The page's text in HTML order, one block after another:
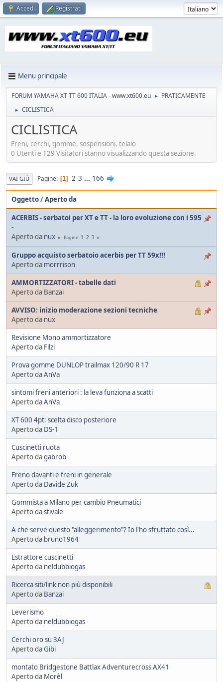
Accedi Registrati
Menu principale
FORUM YAMAHA XT TT 600 ITALIA - www.xt600.eu ► PRATICAMENTE
► CICLISTICA
CICLISTICA
Freni, cerchi, gomme, sospensioni, telaio
0 Utenti e 129 Visitatori stanno visualizzando questa sezione.
VAI GIÙ Pagine 1 2 3 ... 166
Oggetto/Aperto da
ACERBIS - serbatoi per XT e TT - la loro evoluzione con i 595
-
Aperto da nux Pagine 1 2 3
Gruppo acquisto serbatoio acerbis per TT 59x!!!
Aperto da morrrison
AMMORTIZZATORI - tabelle dati
Aperto da Banzai
AVVISO: inizio moderazione sezioni tecniche
Aperto da nux
Revisione Mono ammortizzatore
Aperto da Filzi
Prova gomme DUNLOP trailmax 120/90 R 17
Aperto daAnVa
sintomi freni anteriori : la leva funziona a scatti
Aperto daAnVa
XT 600 4pt: scelta disco posteriore
Aperto da DS-1
Cuscinetti ruota
Aperto dagabrob
Freno davanti e freni in generale
Aperto da Davide Zuk
Gommista a Milano per cambio Pneumatici
Aperto dastivale
A che serve questo "alleggerimento"? Io l'ho sfruttato così...
Aperto da bruno1964
Estrattore cuscinetti
Aperto da neldubbiogas
Ricerca siti/link non più disponibili
Aperto da Banzai
Leverismo
Aperto da neldubbiogas
Cerchi oro su 3AJ
Aperto daGibi
montato Bridgestone Battlax Adventurecross AX41
Aperto da Morèl